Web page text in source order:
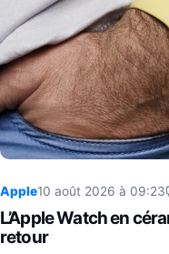
Apple10 août 2026 à 09:23
L’Apple Watch en
retour